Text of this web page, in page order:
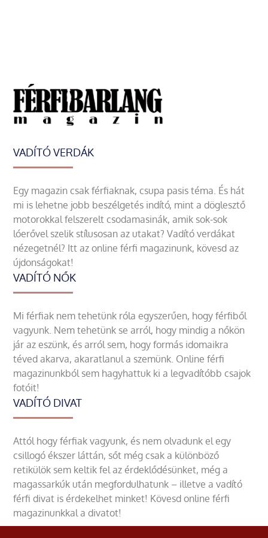
VADÍTÓ VERDÁK
Egy magazin csak férfiaknak, csupa pasis téma. És hát
mi is lehetne jobb beszélgetés indító, mint a döglesztő
motorokkal felszerelt csodamasinák, amik sok-sok
lóerővel szelik stílusosan az utakat? Vadító verdákat
nézegetnél? Itt az online férfi magazinunk, kövesd az
újdonságokat!
VADÍTÓ NŐK
Mi férfiak nem tehetünk róla egyszerűen, hogy férfiből
vagyunk. Nem tehetünk se arról, hogy mindig a nőkön
jár az eszünk, és arról sem, hogy formás idomaikra
téved akarva, akaratlanul a szemünk. Online férfi
magazinunkból sem hagyhattuk ki a legvadítóbb csajok
fotóit!
VADÍTÓ DIVAT
Attól hogy férfiak vagyunk, és nem olvadunk el egy
csillogó ékszer láttán, sőt még csak a különböző
retikülök sem keltik fel az érdeklődésünket, még a
magassarkúk után megfordulhatunk – illetve a vadító
férfi divat is érdekelhet minket! Kövesd online férfi
magazinunkkal a divatot!